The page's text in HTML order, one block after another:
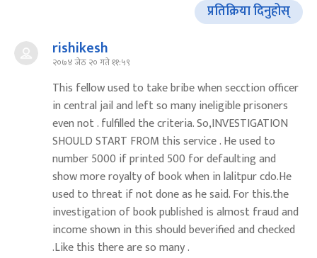
प्रतिक्रिया दिनुहोस्
rishikesh
२०७४ जेठ २० गते ११:५९
This fellow used to take bribe when secction officer
in central jail and left so many ineligible prisoners
even not . fulfilled the criteria. So,INVESTIGATION
SHOULD START FROM this service . He used to
number 5000 if printed 500 for defaulting and
show more royalty of book when in lalitpur cdo.He
used to threat if not done as he said. For this.the
investigation of book published is almost fraud and
income shown in this should beverified and checked
.Like this there are so many .